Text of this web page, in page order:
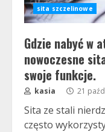
sita szczelinowe
Gdzie nabyć w
nowoczesne
swoje funkcje.
kasia 21
Sita ze stali
często